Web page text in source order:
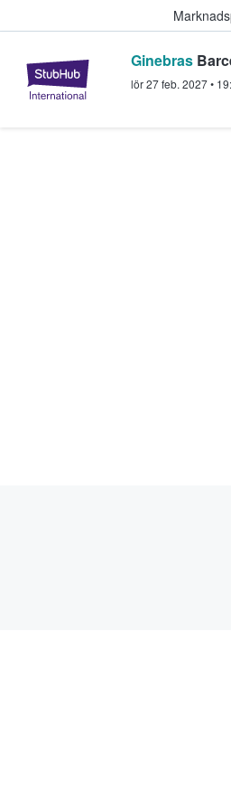
StubHub –
Ginebras
lör 27 feb. 2027•